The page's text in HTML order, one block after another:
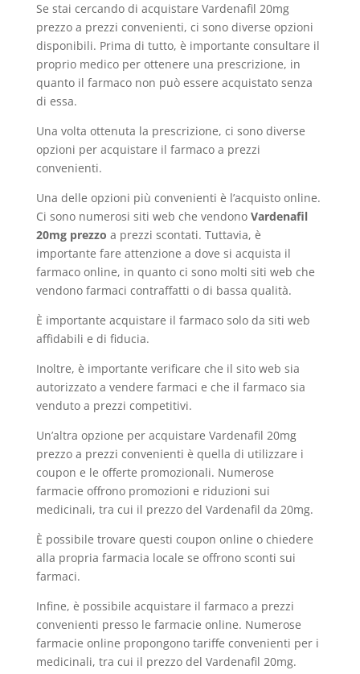
Se stai cercando di acquistare Vardenafil 20mg
prezzo a prezzi convenienti, ci sono diverse opzioni
disponibili. Prima di tutto, è importante consultare il
proprio medico per ottenere una prescrizione, in
quanto il farmaco non può essere acquistato senza
di essa.
Una volta ottenuta la prescrizione, ci sono diverse
opzioni per acquistare il farmaco a prezzi
convenienti.
Una delle opzioni più convenienti è l’acquisto online.
Ci sono numerosi siti web che vendono Vardenafil
20mg prezzo a prezzi scontati. Tuttavia, è
importante fare attenzione a dove si acquista il
farmaco online, in quanto ci sono molti siti web che
vendono farmaci contraffatti o di bassa qualità.
È importante acquistare il farmaco solo da siti web
affidabili e di fiducia.
Inoltre, è importante verificare che il sito web sia
autorizzato a vendere farmaci e che il farmaco sia
venduto a prezzi competitivi.
Un’altra opzione per acquistare Vardenafil 20mg
prezzo a prezzi convenienti è quella di utilizzare i
coupon e le offerte promozionali. Numerose
farmacie offrono promozioni e riduzioni sui
medicinali, tra cui il prezzo del Vardenafil da 20mg.
È possibile trovare questi coupon online o chiedere
alla propria farmacia locale se offrono sconti sui
farmaci.
Infine, è possibile acquistare il farmaco a prezzi
convenienti presso le farmacie online. Numerose
farmacie online propongono tariffe convenienti per i
medicinali, tra cui il prezzo del Vardenafil 20mg.